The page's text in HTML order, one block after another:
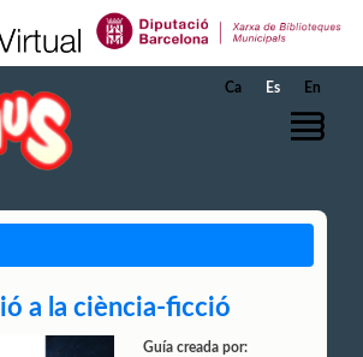
Ca Es En
a la ciència-ficció
Guía creada por: